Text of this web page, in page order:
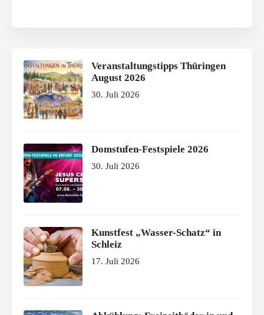
Veranstaltungstipps Thüringen
August 2026
30. Juli 2026
Domstufen-Festspiele 2026
30. Juli 2026
Kunstfest „Wasser-Schatz“ in
Schleiz
17. Juli 2026